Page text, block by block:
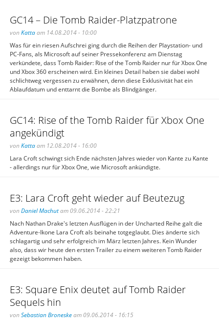
GC14 – Die Tomb Raider-Platzpatrone
von Kattaam 14.08.2014 - 10:00
Was für ein riesen Aufschrei ging durch die Reihen der Playstation- und
PC-Fans, als Microsoft auf seiner Pressekonferenz am Dienstag
verkündete, dass Tomb Raider: Rise of the Tomb Raider nur für Xbox One
und Xbox 360 erscheinen wird. Ein kleines Detail haben sie dabei wohl
schlichtweg vergessen zu erwähnen, denn diese Exklusivität hat ein
Ablaufdatum und enttarnt die Bombe als Blindgänger.
GC14: Rise of the Tomb Raider für Xbox One
angekündigt
von Kattaam 12.08.2014 - 16:00
Lara Croft schwingt sich Ende nächsten Jahres wieder von Kante zu Kante
- allerdings nur für Xbox One, wie Microsoft ankündigte.
E3: Lara Croft geht wieder auf Beutezug
von Daniel Machutam 09.06.2014 - 22:21
Nach Nathan Drake's letzten Ausflügen in der Uncharted Reihe galt die
Adventure-Ikone Lara Croft als beinahe totgeglaubt. Dies änderte sich
schlagartig und sehr erfolgreich im März letzten Jahres. Kein Wunder
also, dass wir heute den ersten Trailer zu einem weiteren Tomb Raider
gezeigt bekommen haben.
E3: Square Enix deutet auf Tomb Raider
Sequels hin
von Sebastian Broneskeam 09.06.2014 - 16:15